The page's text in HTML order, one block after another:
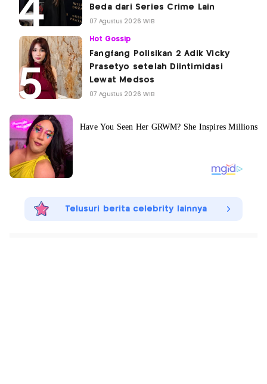
Beda dari Series Crime Lain
07 Agustus 2026 WIB
Hot Gossip
Fangfang Polisikan 2 Adik Vicky
Prasetyo setelah Diintimidasi
Lewat Medsos
07 Agustus 2026 WIB
Telusuri berita celebrity lainnya